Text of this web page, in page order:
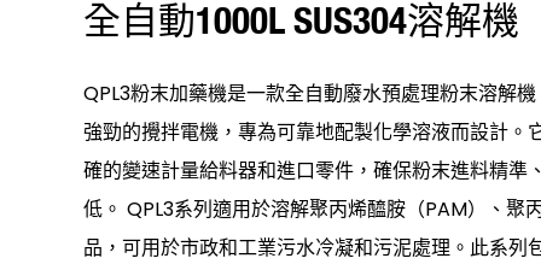
全自動1000L SUS304溶解機
QPL3粉末加藥機是一款全自動廢水預處理粉末溶解
強勁的攪拌電機，專為可靠地配製化學溶液而設計。
確的變速計量給料器和進口零件，確保粉末進料精準
低。 QPL3系列適用於溶解聚丙烯醯胺（PAM）、聚
品，可用於市政和工業污水冷凝和污泥處理。此系列